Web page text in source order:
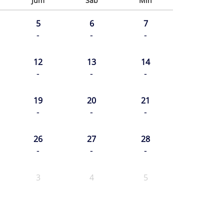
5
-
6
-
7
-
12
-
13
-
14
-
19
-
20
-
21
-
26
-
27
-
28
-
3 4 5